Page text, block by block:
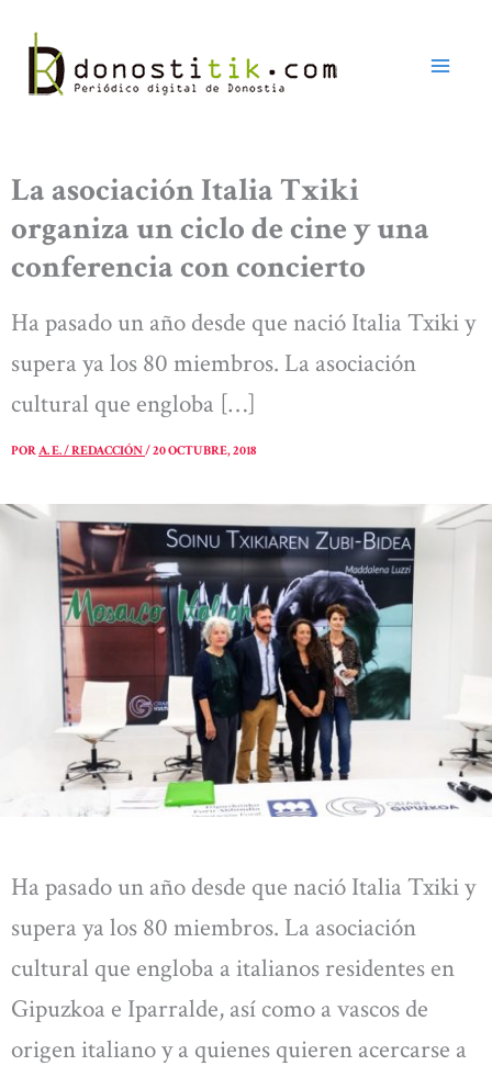
contenido
La asociación Italia Txiki
organiza un ciclo de cine y una
conferencia con concierto
Ha pasado un año desde que nació Italia Txiki y
supera ya los 80 miembros. La asociación
cultural que engloba […]
PORA. E. / REDACCIÓN/20 OCTUBRE, 2018
Ha pasado un año desde que nació Italia Txiki y
supera ya los 80 miembros. La asociación
cultural que engloba a italianos residentes en
Gipuzkoa e Iparralde, así como a vascos de
origen italiano y a quienes quieren acercarse a